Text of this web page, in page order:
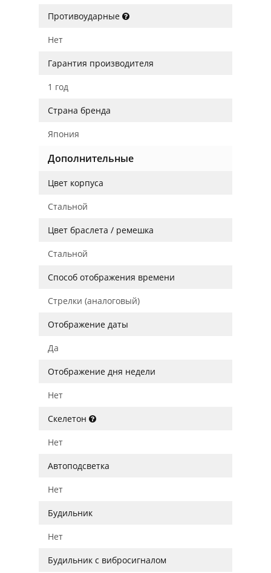
Противоударные
Нет
Гарантия производителя
1 год
Страна бренда
Япония
Дополнительные
Цвет корпуса
Стальной
Цвет браслета / ремешка
Стальной
Способ отображения времени
Стрелки (аналоговый)
Отображение даты
Да
Отображение дня недели
Нет
Скелетон
Нет
Автоподсветка
Нет
Будильник
Нет
Будильник с вибросигналом